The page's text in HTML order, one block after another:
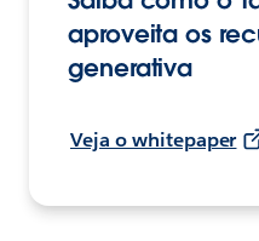
aproveita os
generativa
Veja o whitepaper